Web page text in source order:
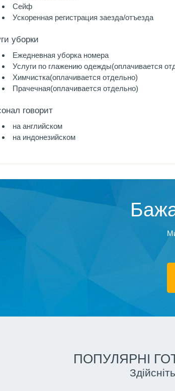
Сейф
Ускоренная регистрация заезда/отъезда
уборки
Ежедневная уборка номера
Услуги по глажению одежды(оплачивается
Химчистка(оплачивается отдельно)
Прачечная(оплачивается отдельно)
говорит
на английском
на индонезийском
ПОПУЛЯРНІ